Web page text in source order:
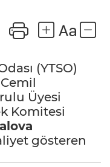
(YTSO)
Üyesi
Komitesi
gösteren